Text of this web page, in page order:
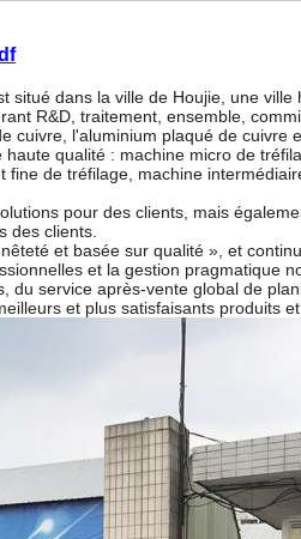
situé dans la ville de Houjie, une
R&D, traitement, ensemble,
cuivre, l'aluminium plaqué de cuivre
qualité : machine micro de
de tréfilage, machine
pour des clients, mais
des clients.
et basée sur qualité », et
et la gestion pragmatique
service après-vente global de
et plus satisfaisants produits et